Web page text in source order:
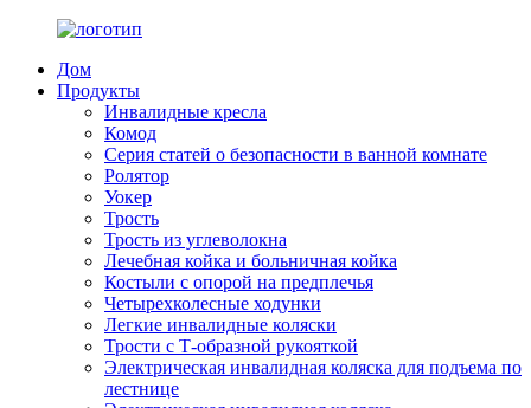
Дом
Продукты
Инвалидные кресла
Комод
Серия статей о безопасности в ванной комнате
Ролятор
Уокер
Трость
Трость из углеволокна
Лечебная койка и больничная койка
Костыли с опорой на предплечья
Четырехколесные ходунки
Легкие инвалидные коляски
Трости с Т-образной рукояткой
Электрическая инвалидная коляска для подъема по
лестнице